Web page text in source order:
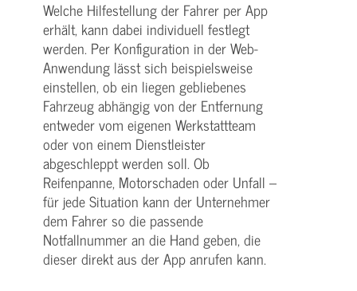
Welche Hilfestellung der Fahrer per App
erhält, kann dabei individuell festlegt
werden. Per Konfiguration in der Web-
Anwendung lässt sich beispielsweise
einstellen, ob ein liegen gebliebenes
Fahrzeug abhängig von der Entfernung
entweder vom eigenen Werkstattteam
oder von einem Dienstleister
abgeschleppt werden soll. Ob
Reifenpanne, Motorschaden oder Unfall –
für jede Situation kann der Unternehmer
dem Fahrer so die passende
Notfallnummer an die Hand geben, die
dieser direkt aus der App anrufen kann.